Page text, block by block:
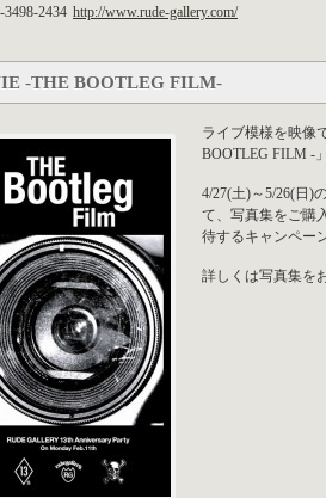
3498-2434 http://www.rude-gallery.com/
-THE BOOTLEG FILM-
ライブ模様を映像
BOOTLEG FILM -
4/27(土)～5/26(日)
て、写真集をご購
待するキャンペー
詳しくは写真集を